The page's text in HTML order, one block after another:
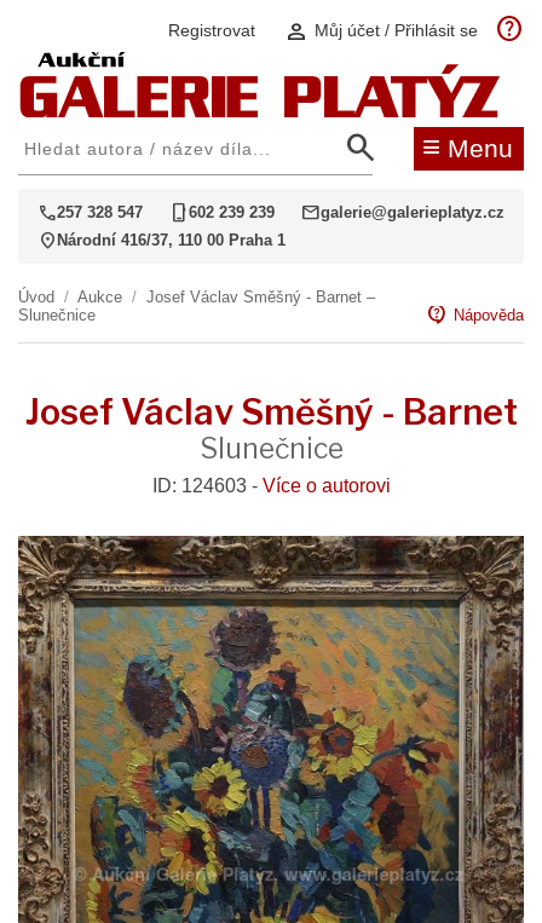
Registrovat person Můj účet / Přihlásit se help
search ≡ Menu
call257 328 547 phone_iphone602 239 239 mailgalerie@galerieplatyz.cz
location_on Národní 416/37, 110 00 Praha 1
Úvod / Aukce / Josef Václav Směšný - Barnet –
Slunečnice
contact_support Nápověda
Josef Václav Směšný - Barnet
Slunečnice
ID: 124603 - Více o autorovi